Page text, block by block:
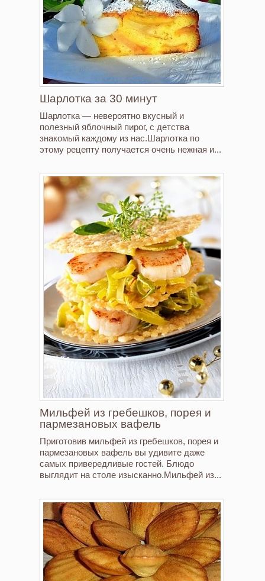
Шарлотка за 30 минут
Шарлотка — невероятно вкусный и
полезный яблочный пирог, с детства
знакомый каждому из нас.Шарлотка по
этому рецепту получается очень нежная и...
Мильфей из гребешков, порея и
пармезановых вафель
Приготовив мильфей из гребешков, порея и
пармезановых вафель вы удивите даже
самых привередливые гостей. Блюдо
выглядит на столе изысканно.Мильфей из...